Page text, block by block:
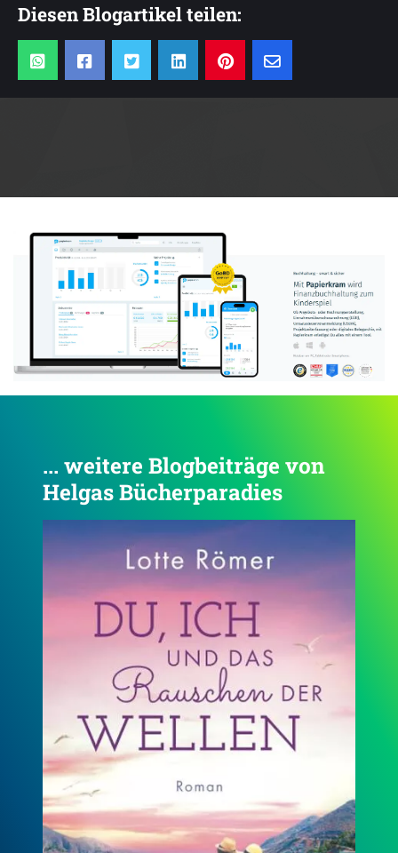
Diesen Blogartikel teilen:
... weitere Blogbeiträge von
Helgas Bücherparadies